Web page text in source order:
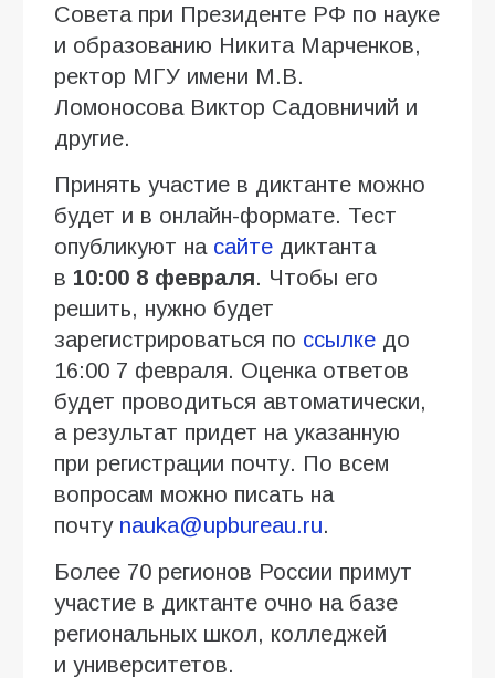
Совета при Президенте РФ по науке
и образованию Никита Марченков,
ректор МГУ имени М.В.
Ломоносова Виктор Садовничий и
другие.
Принять участие в диктанте можно
будет и в онлайн-формате. Тест
опубликуют на сайте диктанта
в 10:00 8 февраля. Чтобы его
решить, нужно будет
зарегистрироваться по ссылке до
16:00 7 февраля. Оценка ответов
будет проводиться автоматически,
а результат придет на указанную
при регистрации почту. По всем
вопросам можно писать на
почту nauka@upbureau.ru.
Более 70 регионов России примут
участие в диктанте очно на базе
региональных школ, колледжей
и университетов.